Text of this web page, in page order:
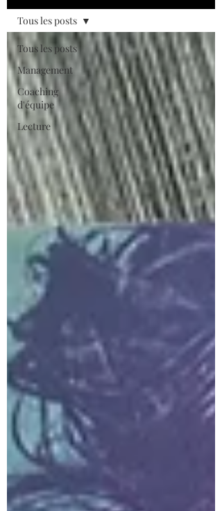
Tous les posts
Management
Coaching
d'équipe
Lecture
Tous les posts